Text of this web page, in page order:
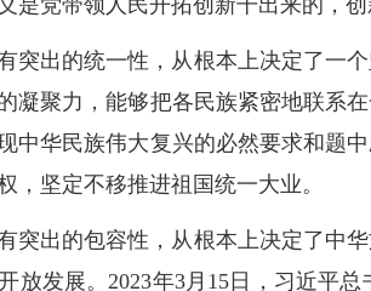
是党带领人民开拓创新干出来的，
突出的统一性，从根本上决定了一
凝聚力，能够把各民族紧密地联系
中华民族伟大复兴的必然要求和题
，坚定不移推进祖国统一大业。
突出的包容性，从根本上决定了中
放发展。2023年3月15日，习近平